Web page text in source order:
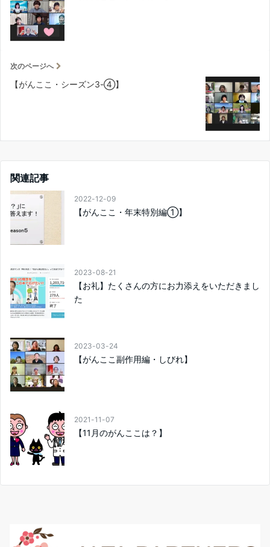
次のページへ
【がんここ・シーズン3-④】
関連記事
2022-12-09
【がんここ・年末特別編①】
2023-08-21
【お礼】たくさんの方にお力添えをいただきまし
た
2023-03-24
【がんここ副作用編・しびれ】
2021-11-07
【11月のがんここは？】